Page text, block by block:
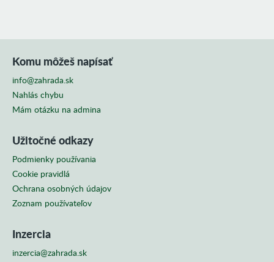
Komu môžeš napísať
info@zahrada.sk
Nahlás chybu
Mám otázku na admina
Užitočné odkazy
Podmienky používania
Cookie pravidlá
Ochrana osobných údajov
Zoznam používateľov
Inzercia
inzercia@zahrada.sk